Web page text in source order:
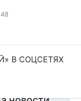
В СОЦСЕТЯХ